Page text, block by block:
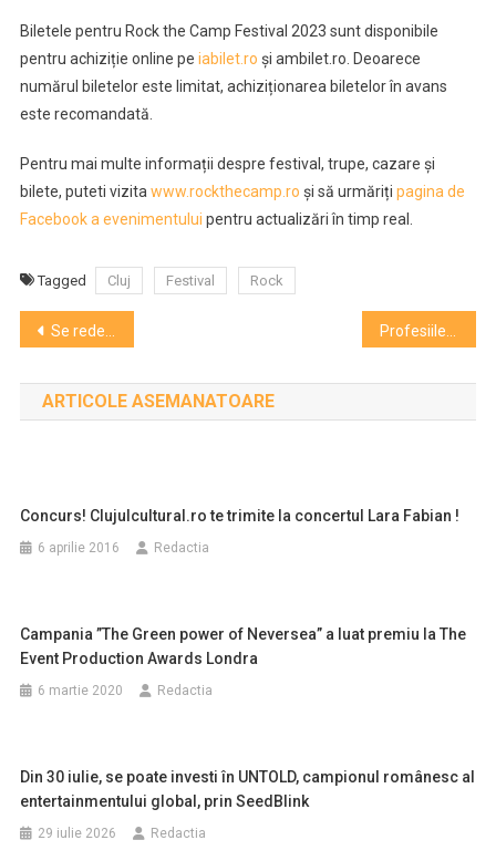
Biletele pentru Rock the Camp Festival 2023 sunt disponibile
pentru achiziție online pe iabilet.ro și ambilet.ro. Deoarece
numărul biletelor este limitat, achiziționarea biletelor în avans
este recomandată.
Pentru mai multe informații despre festival, trupe, cazare și
bilete, puteti vizitawww.rockthecamp.ro și să urmăriți pagina de
Facebook a evenimentului pentru actualizări în timp real.
Tagged Cluj Festival Rock
Navigare
în
articole
Se redeschide fabrica Clujana! Ce destinație inedită primește celebrul spațiu din oraș Profesiile creative care cuceresc lumea: popularitatea în arte
ARTICOLE ASEMANATOARE
Concurs! Clujulcultural.ro te trimite la concertul Lara Fabian !
6 aprilie 2016 Redactia
Campania ”The Green power of Neversea” a luat premiu la The
Event Production Awards Londra
6 martie 2020 Redactia
Din 30 iulie, se poate investi în UNTOLD, campionul românesc al
entertainmentului global, prin SeedBlink
29 iulie 2026 Redactia